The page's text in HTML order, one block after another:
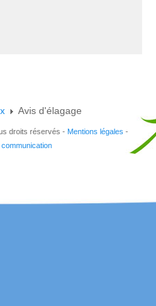
Avis d'élagage
droits réservés - Mentions légales -